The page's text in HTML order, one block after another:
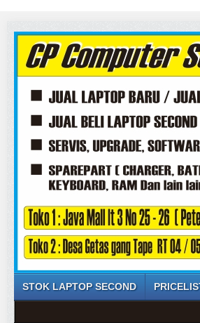
STOK LAPTOP SECOND